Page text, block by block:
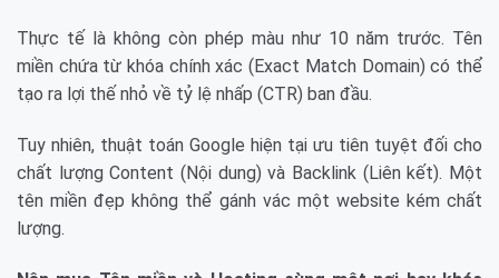
Thực tế là không còn phép màu như 10 năm trước. Tên
miền chứa từ khóa chính xác (Exact Match Domain) có thể
tạo ra lợi thế nhỏ về tỷ lệ nhấp (CTR) ban đầu.
Tuy nhiên, thuật toán Google hiện tại ưu tiên tuyệt đối cho
chất lượng Content (Nội dung) và Backlink (Liên kết). Một
tên miền đẹp không thể gánh vác một website kém chất
lượng.